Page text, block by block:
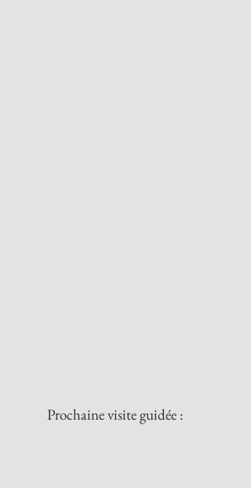
Prochaine visite guidée :